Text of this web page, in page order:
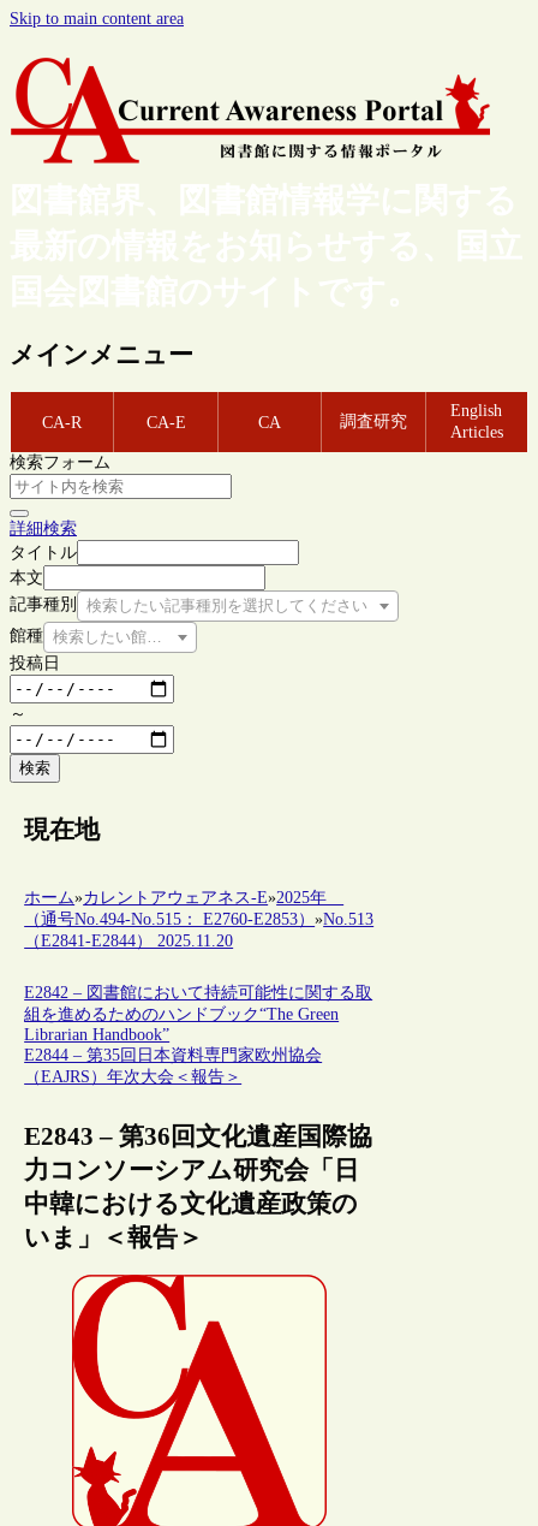
Skip to main content area
図書館界、図書館情報学に関する
最新の情報をお知らせする、国立
国会図書館のサイトです。
メインメニュー
CA-R CA-E CA 調査研究
English
Articles
検索フォーム
詳細検索
タイトル
本文
記事種別
検索したい記事種別を選択してください
館種 検索したい館種を選択してください
投稿日
～
検索
現在地
ホーム»カレントアウェアネス-E»2025年
（通号No.494-No.515： E2760-E2853）»No.513
（E2841-E2844） 2025.11.20
E2842 – 図書館において持続可能性に関する取
組を進めるためのハンドブック“The Green
Librarian Handbook”
E2844 – 第35回日本資料専門家欧州協会
（EAJRS）年次大会＜報告＞
E2843 – 第36回文化遺産国際協
力コンソーシアム研究会「日
中韓における文化遺産政策の
いま」＜報告＞